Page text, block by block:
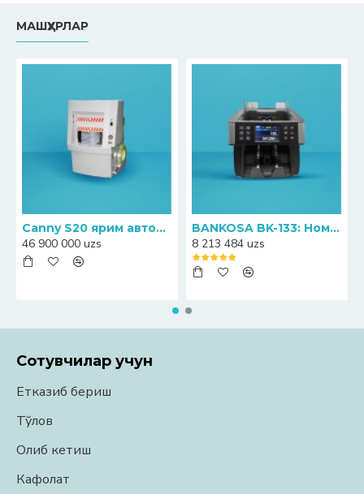
МАШҲУРЛАР
Canny S20 ярим автоматик банкноталарни прессловчи-қадоқловчи машинаси
46 900 000 uzs
BANKOSA BK-133: Номинални аниқлаш функциясига эга ҳамёнбоп пул санагич
8 213 484 uzs
Сотувчилар учун
Етказиб бериш
Тўлов
Олиб кетиш
Кафолат